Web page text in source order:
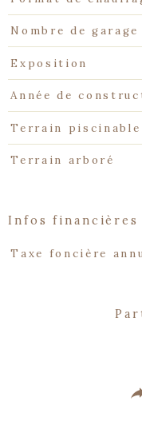
Nombre de garage
Exposition
Année de
Terrain piscinable
Terrain arboré
infos financières
Caractéristiques Valeurs
Taxe foncière